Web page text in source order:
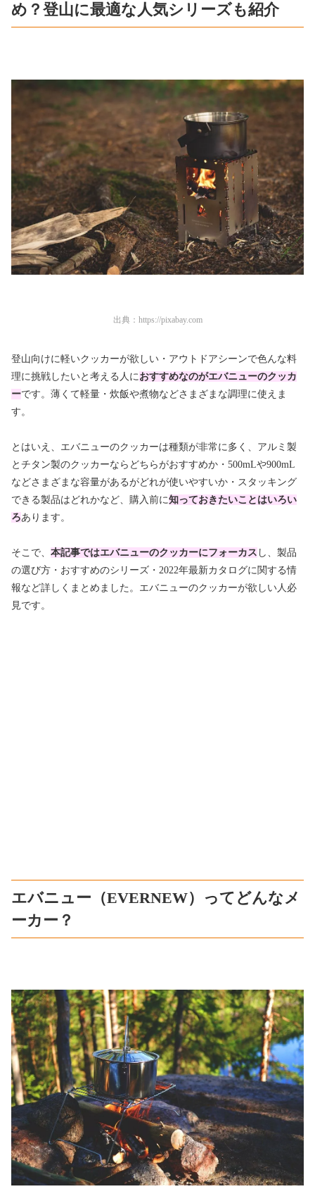
め？登山に最適な人気シリーズも紹介
出典： https://pixabay.com
登山向けに軽いクッカーが欲しい・アウトドアシーンで色んな料
理に挑戦したいと考える人におすすめなのがエバニューのクッカ
ーです。薄くて軽量・炊飯や煮物などさまざまな調理に使えま
す。
とはいえ、エバニューのクッカーは種類が非常に多く、アルミ製
とチタン製のクッカーならどちらがおすすめか・500mLや900mL
などさまざまな容量があるがどれが使いやすいか・スタッキング
できる製品はどれかなど、購入前に知っておきたいことはいろい
ろあります。
そこで、 本記事ではエバニューのクッカーにフォーカス し、製品
の選び方・おすすめのシリーズ・2022年最新カタログに関する情
報など詳しくまとめました。エバニューのクッカーが欲しい人必
見です。
エバニュー（EVERNEW）ってどんなメ
ーカー？